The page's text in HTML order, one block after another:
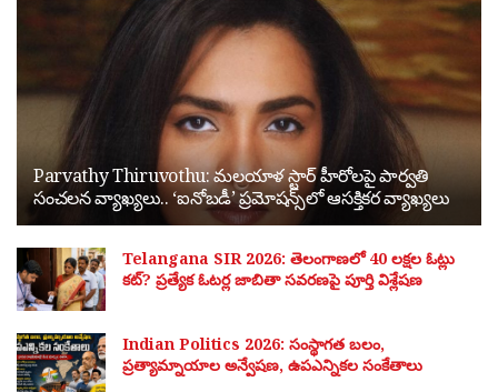
Parvathy Thiruvothu: మలయాళ స్టార్ హీరోలపై పార్వతి
సంచలన వ్యాఖ్యలు.. ‘ఐనోబడీ’ ప్రమోషన్స్‌లో ఆసక్తికర వ్యాఖ్యలు
Telangana SIR 2026: తెలంగాణలో 40 లక్షల ఓట్లు
కట్? ప్రత్యేక ఓటర్ల జాబితా సవరణపై పూర్తి విశ్లేషణ
Indian Politics 2026: సంస్థాగత బలం,
ప్రత్యామ్నాయాల అన్వేషణ, ఉపఎన్నికల సంకేతాలు